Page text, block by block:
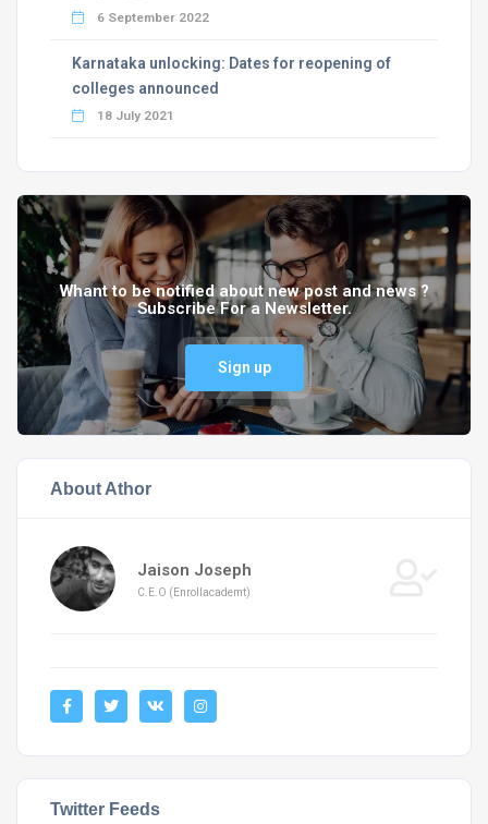
6 September 2022
Karnataka unlocking: Dates for reopening of
colleges announced
18 July 2021
Whant to be notified about new post and news ?
Subscribe For a Newsletter.
Sign up
About Athor
Jaison Joseph
C.E.O (Enrollacademt)
Twitter Feeds